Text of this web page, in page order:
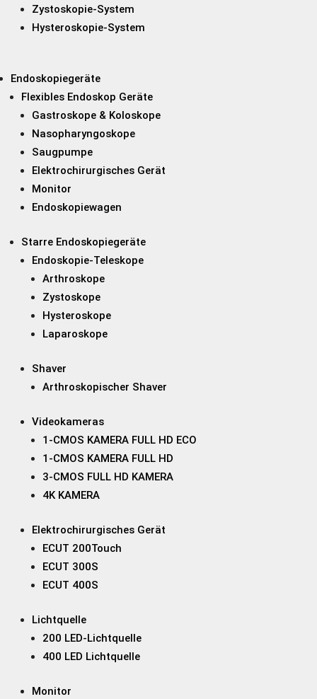
Zystoskopie-System
Hysteroskopie-System
Endoskopiegeräte
Flexibles Endoskop Geräte
Gastroskope & Koloskope
Nasopharyngoskope
Saugpumpe
Elektrochirurgisches Gerät
Monitor
Endoskopiewagen
Starre Endoskopiegeräte
Endoskopie-Teleskope
Arthroskope
Zystoskope
Hysteroskope
Laparoskope
Shaver
Arthroskopischer Shaver
Videokameras
1-CMOS KAMERA FULL HD ECO
1-CMOS KAMERA FULL HD
3-CMOS FULL HD KAMERA
4K KAMERA
Elektrochirurgisches Gerät
ECUT 200Touch
ECUT 300S
ECUT 400S
Lichtquelle
200 LED-Lichtquelle
400 LED Lichtquelle
Monitor